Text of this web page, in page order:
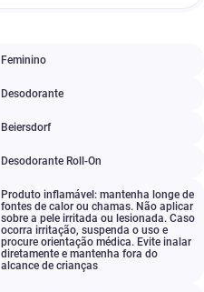
Feminino
Desodorante
Beiersdorf
Desodorante Roll-On
Produto inflamável: mantenha longe de
fontes de calor ou chamas. Não aplicar
sobre a pele irritada ou lesionada. Caso
ocorra irritação, suspenda o uso e
procure orientação médica. Evite inalar
diretamente e mantenha fora do
alcance de crianças